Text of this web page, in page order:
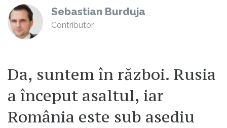
Sebastian Burduja
Contributor
Da, suntem în război. Rusia
a început asaltul, iar
România este sub asediu